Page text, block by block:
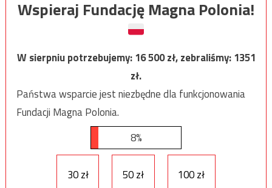
Wspieraj Fundację Magna Polonia!
W sierpniu potrzebujemy:16 500zł, zebraliśmy:1351
zł.
Państwa wsparcie jest niezbędne dla funkcjonowania
Fundacji Magna Polonia.
8%
30 zł 50 zł 100 zł